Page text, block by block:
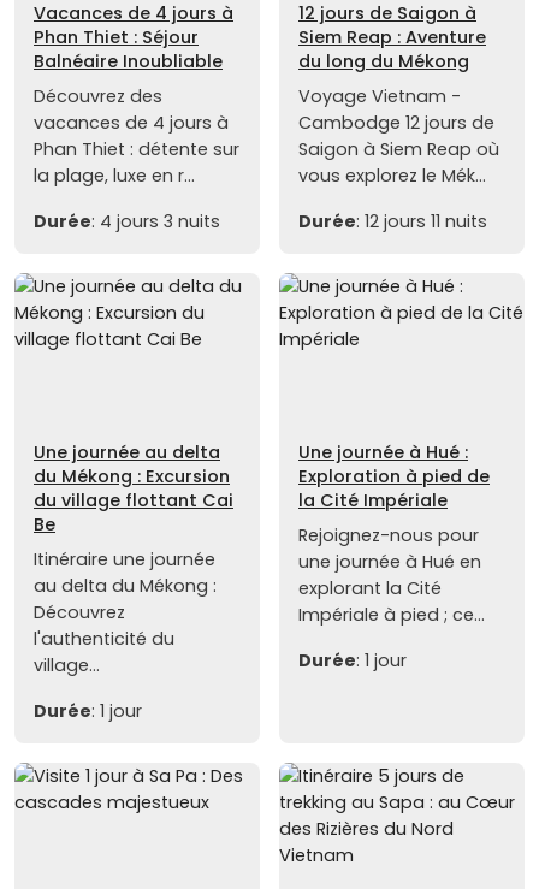
Vacances de 4 jours à
Phan Thiet : Séjour
Balnéaire Inoubliable
Découvrez des
vacances de 4 jours à
Phan Thiet : détente sur
la plage, luxe en r...
Durée: 4 jours 3 nuits
12 jours de Saigon à
Siem Reap : Aventure
du long du Mékong
Voyage Vietnam -
Cambodge 12 jours de
Saigon à Siem Reap où
vous explorez le Mék...
Durée: 12 jours 11 nuits
Une journée au delta
du Mékong : Excursion
du village flottant Cai
Be
Itinéraire une journée
au delta du Mékong :
Découvrez
l'authenticité du
village...
Durée: 1 jour
Une journée à Hué :
Exploration à pied de
la Cité Impériale
Rejoignez-nous pour
une journée à Hué en
explorant la Cité
Impériale à pied ; ce...
Durée: 1 jour